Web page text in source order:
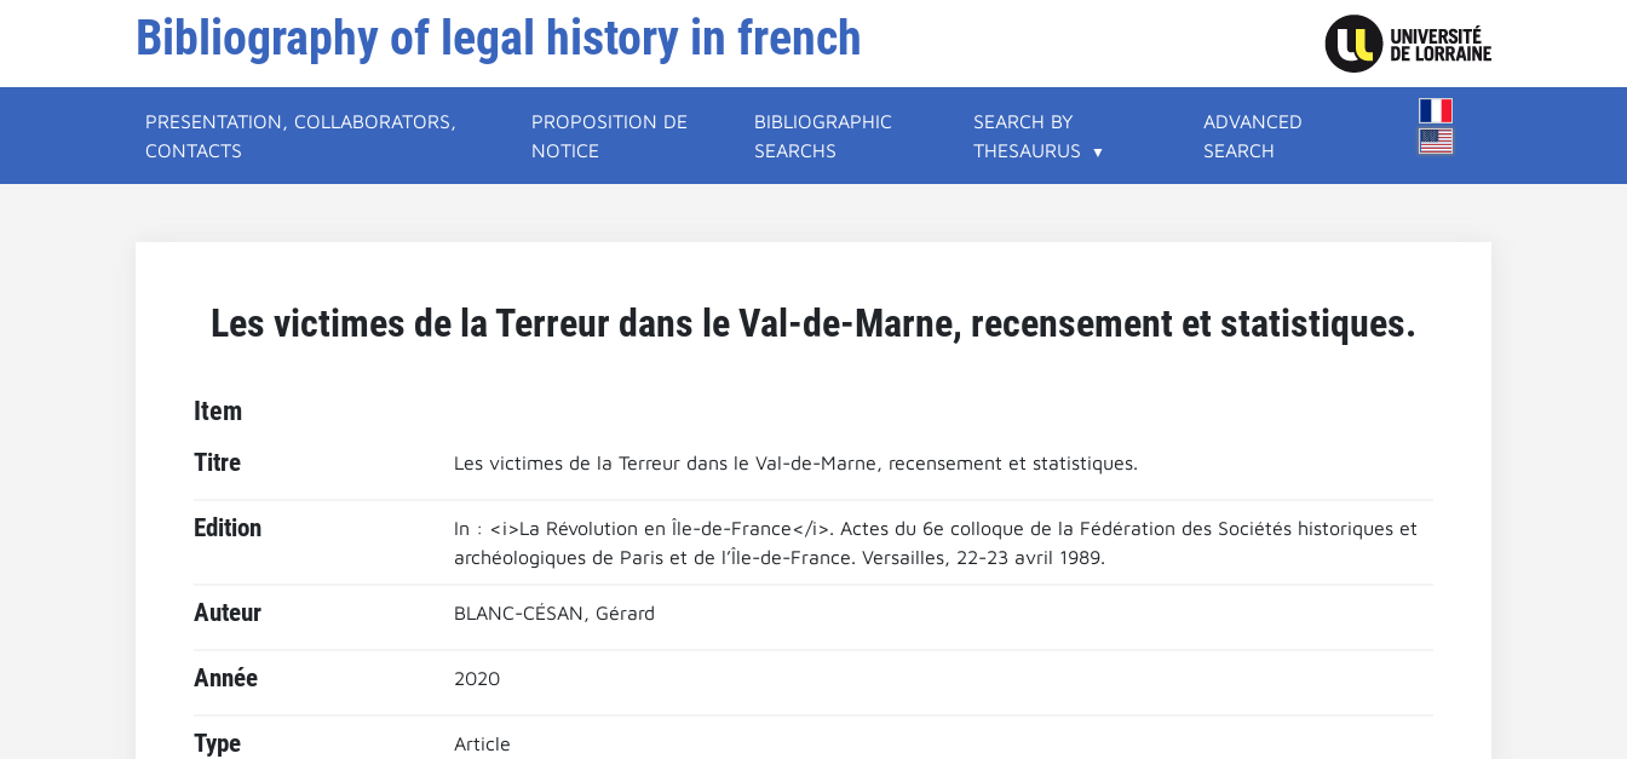
Bibliography of legal history in french
PRESENTATION, COLLABORATORS,
CONTACTS
PROPOSITION DE
NOTICE
BIBLIOGRAPHIC
SEARCHS
SEARCH BY
THESAURUS
ADVANCED
SEARCH
Les victimes de la Terreur dans le Val-de-Marne, recensement et statistiques.
Item
Titre Les victimes de la Terreur dans le Val-de-Marne, recensement et statistiques.
Edition
In : <i>La Révolution en Île-de-France</i>. Actes du 6e colloque de la Fédération des Sociétés historiques et
archéologiques de Paris et de l’Île-de-France. Versailles, 22-23 avril 1989.
Auteur BLANC-CÉSAN, Gérard
Année 2020
Type Article